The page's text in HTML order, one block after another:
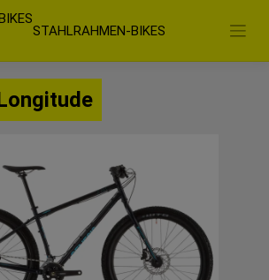
STAHLRAHMEN-BIKES